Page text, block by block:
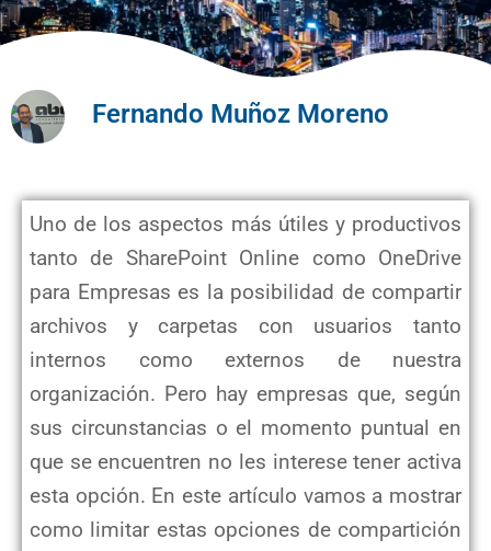
Fernando Muñoz Moreno
Uno de los aspectos más útiles y productivos
tanto de SharePoint Online como OneDrive
para Empresas es la posibilidad de compartir
archivos y carpetas con usuarios tanto
internos como externos de nuestra
organización. Pero hay empresas que, según
sus circunstancias o el momento puntual en
que se encuentren no les interese tener activa
esta opción. En este artículo vamos a mostrar
como limitar estas opciones de compartición